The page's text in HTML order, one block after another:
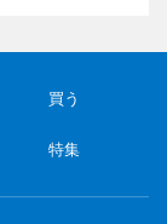
買う
特集